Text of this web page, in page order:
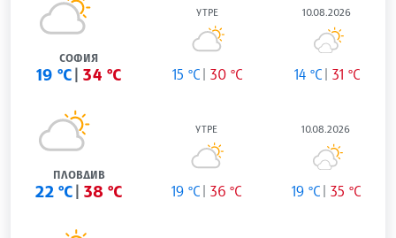
СОФИЯ
19 °C 34 °C
УТРЕ
15 °C 30 °C
10.08.2026
14 °C 31 °C
ПЛОВДИВ
22 °C 38 °C
УТРЕ
19 °C 36 °C
10.08.2026
19 °C 35 °C